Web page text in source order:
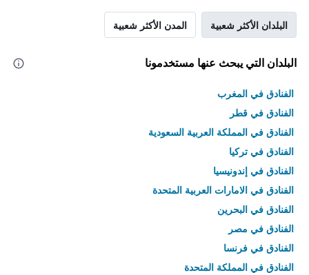
البلدان الأكثر شعبية المدن الأكثر شعبية
البلدان التي يبحث عنها مستخدمونا
الفنادق في المغرب
الفنادق في قطر
الفنادق في المملكة العربية السعودية
الفنادق في تركيا
الفنادق في إندونيسيا
الفنادق في الامارات العربية المتحدة
الفنادق في البحرين
الفنادق في مصر
الفنادق في فرنسا
الفنادق في المملكة المتحدة